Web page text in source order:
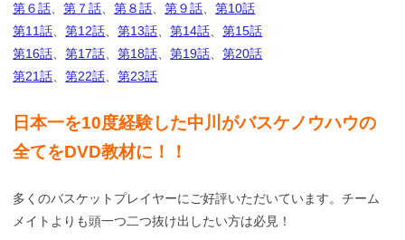
第６話、第７話、第８話、第９話、第10話
第11話、第12話、第13話、第14話、第15話
第16話、第17話、第18話、第19話、第20話
第21話、第22話、第23話
日本一を10度経験した中川がバスケノウハウの
全てをDVD教材に！！
多くのバスケットプレイヤーにご好評いただいています。チーム
メイトよりも頭一つ二つ抜け出したい方は必見！